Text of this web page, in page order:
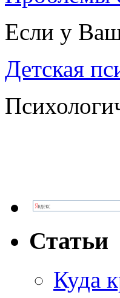
Если у
Детская
Статьи
Куда